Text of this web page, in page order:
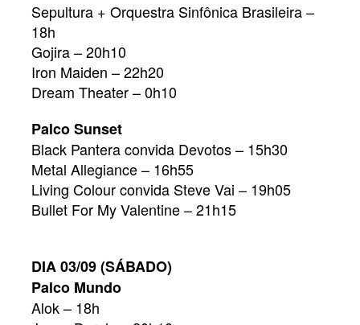
Sepultura + Orquestra Sinfônica Brasileira –
18h
Gojira – 20h10
Iron Maiden – 22h20
Dream Theater – 0h10
Palco Sunset
Black Pantera convida Devotos – 15h30
Metal Allegiance – 16h55
Living Colour convida Steve Vai – 19h05
Bullet For My Valentine – 21h15
DIA 03/09 (SÁBADO)
Palco Mundo
Alok – 18h